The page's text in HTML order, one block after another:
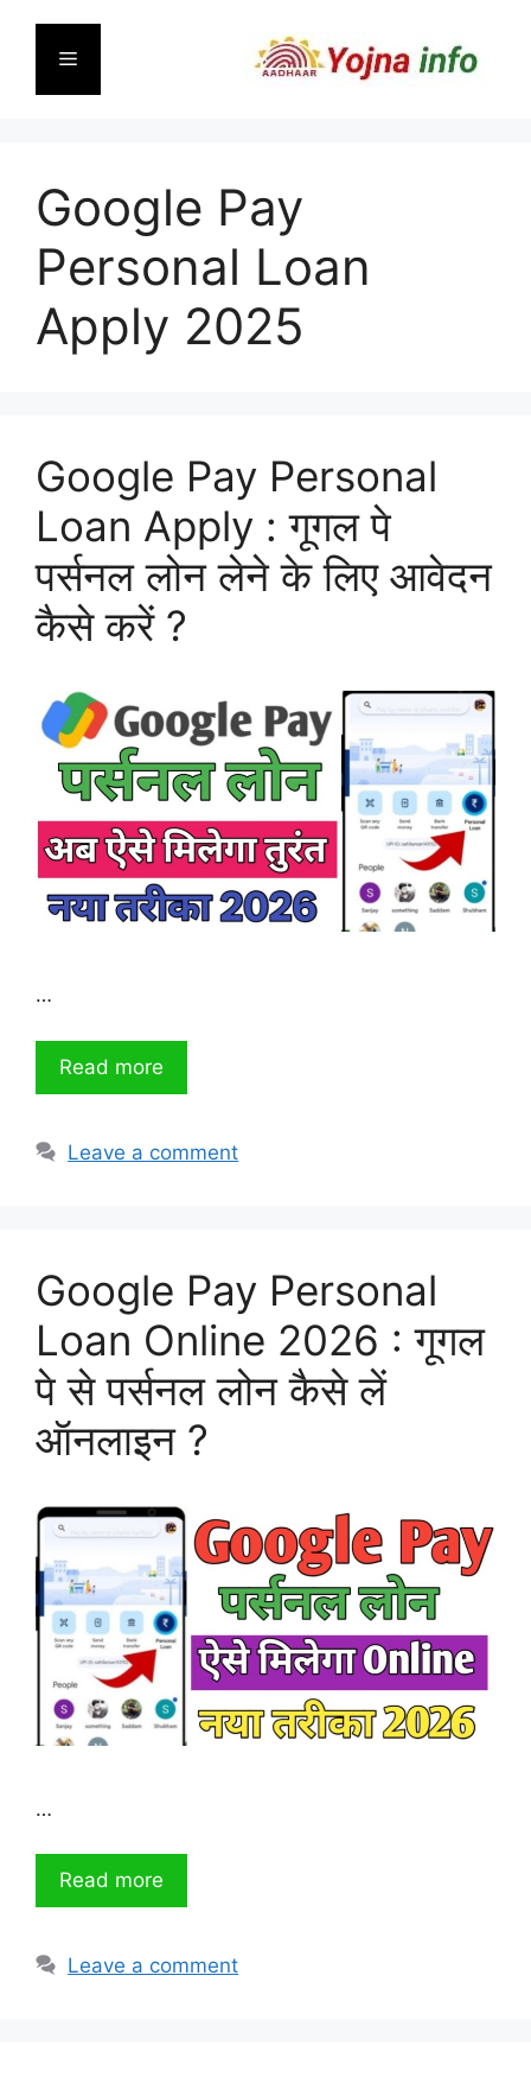
content
Menu
Google Pay
Personal Loan
Apply 2025
Google Pay Personal
Loan Apply : गूगल पे
पर्सनल लोन लेने के लिए आवेदन
कैसे करें ?
…
Read more
Leave a comment
Google Pay Personal
Loan Online 2026 : गूगल
पे से पर्सनल लोन कैसे लें
ऑनलाइन ?
…
Read more
Leave a comment